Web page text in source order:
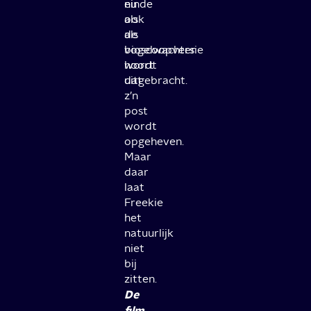
einde
als
de
vogelwachter
hoort
dat
z’n
post
wordt
opgeheven.
Maar
daar
laat
Freekie
het
natuurlijk
niet
bij
zitten.
De
nu
ook
als
bioscoopversie
wordt
uitgebracht.